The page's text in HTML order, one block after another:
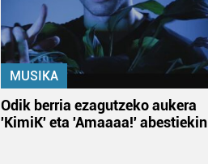
MUSIKA
Odik berria ezagutzeko aukera
'KimiK' eta 'Amaaaa!' abestiekin